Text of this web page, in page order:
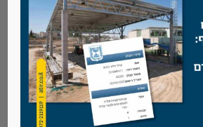
גן ילדים, תל אביב